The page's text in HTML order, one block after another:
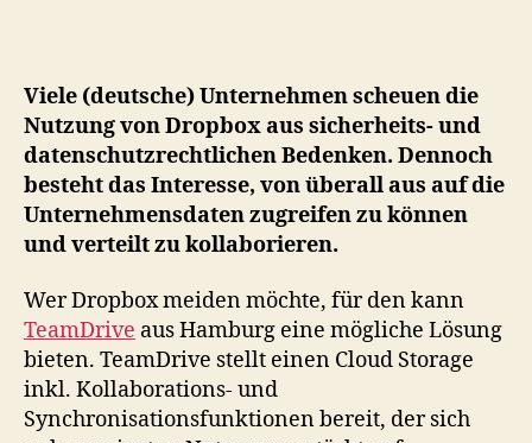
Viele (deutsche) Unternehmen scheuen die
Nutzung von Dropbox aus sicherheits- und
datenschutzrechtlichen Bedenken. Dennoch
besteht das Interesse, von überall aus auf die
Unternehmensdaten zugreifen zu können
und verteilt zu kollaborieren.
Wer Dropbox meiden möchte, für den kann
TeamDrive aus Hamburg eine mögliche Lösung
bieten. TeamDrive stellt einen Cloud Storage
inkl. Kollaborations- und
Synchronisationsfunktionen bereit, der sich